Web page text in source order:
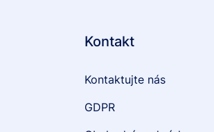
Kontakt
Kontaktujte nás
GDPR